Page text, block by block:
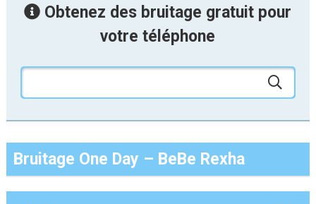
Obtenez des bruitage gratuit pour
votre téléphone
Bruitage One Day – BeBe Rexha